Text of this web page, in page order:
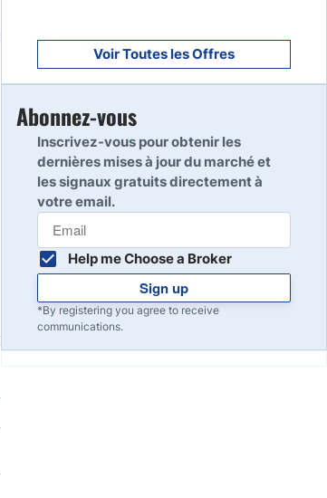
Voir Toutes les Offres
Abonnez-vous
Inscrivez-vous pour obtenir les
dernières mises à jour du marché et
les signaux gratuits directement à
votre email.
Help me Choose a Broker
Sign up
*By registering you agree to receive
communications.